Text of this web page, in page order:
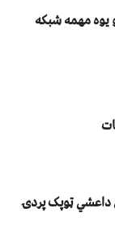
يوه مهمه شبکه
داعشي ټوپک پردۍ